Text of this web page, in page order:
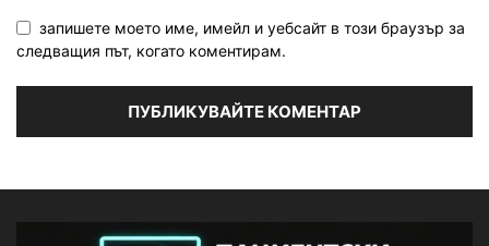
запишете моето име, имейл и уебсайт в този браузър за
следващия път, когато коментирам.